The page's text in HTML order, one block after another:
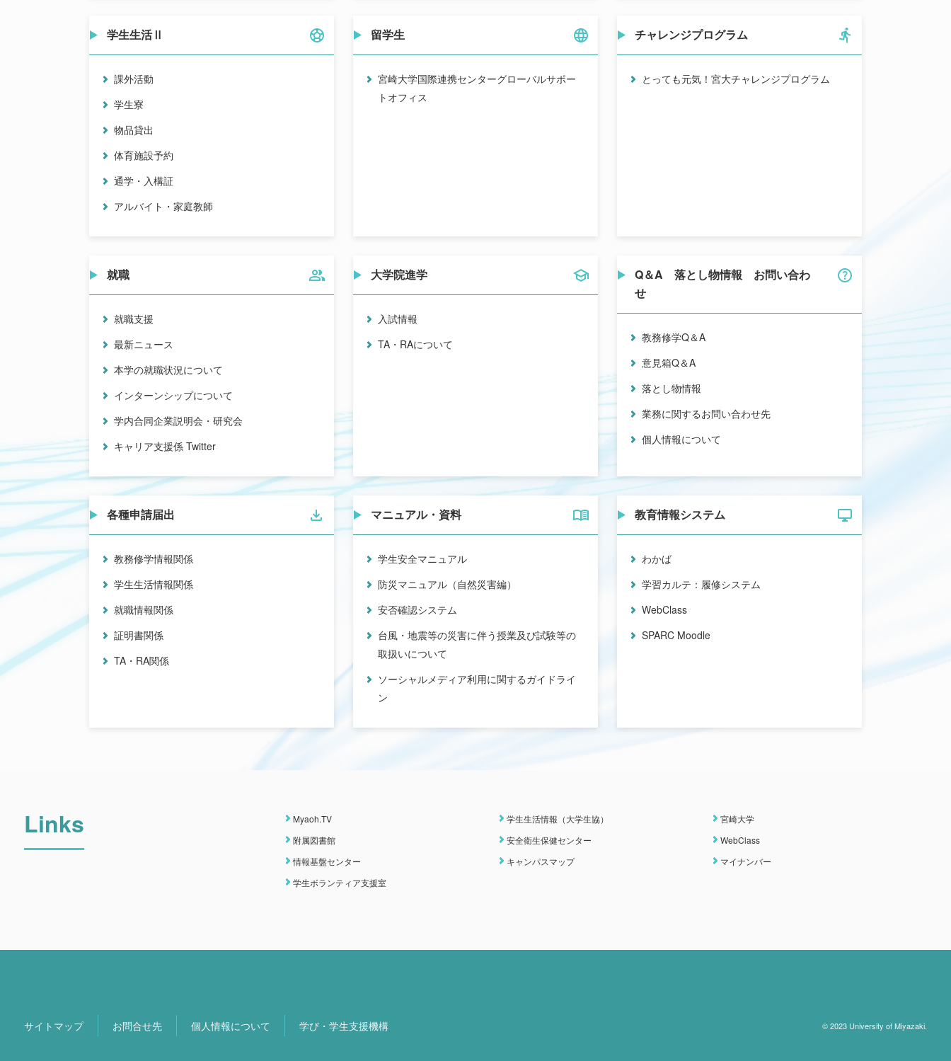
学生生活Ⅱ
課外活動
学生寮
物品貸出
体育施設予約
通学・入構証
アルバイト・家庭教師
留学生
宮崎大学国際連携センターグローバルサポー
トオフィス
チャレンジプログラム
とっても元気！宮大チャレンジプログラム
就職
就職支援
最新ニュース
本学の就職状況について
インターンシップについて
学内合同企業説明会・研究会
キャリア支援係 Twitter
大学院進学
入試情報
TA・RAについて
Q＆A 落とし物情報 お問い合わ
せ
教務修学Q＆A
意見箱Q＆A
落とし物情報
業務に関するお問い合わせ先
個人情報について
各種申請届出
教務修学情報関係
学生生活情報関係
就職情報関係
証明書関係
TA・RA関係
マニュアル・資料
学生安全マニュアル
防災マニュアル（自然災害編）
安否確認システム
台風・地震等の災害に伴う授業及び試験等の
取扱いについて
ソーシャルメディア利用に関するガイドライ
ン
教育情報システム
わかば
学習カルテ：履修システム
WebClass
SPARC Moodle
Links Myaoh.TV 学生生活情報（大学生協）
宮崎大学
附属図書館
安全衛生保健センター
WebClass
情報基盤センター
キャンパスマップ
マイナンバー
学生ボランティア支援室
サイトマップ お問合せ先 個人情報について 学び・学生支援機構 © 2023 University of Miyazaki.